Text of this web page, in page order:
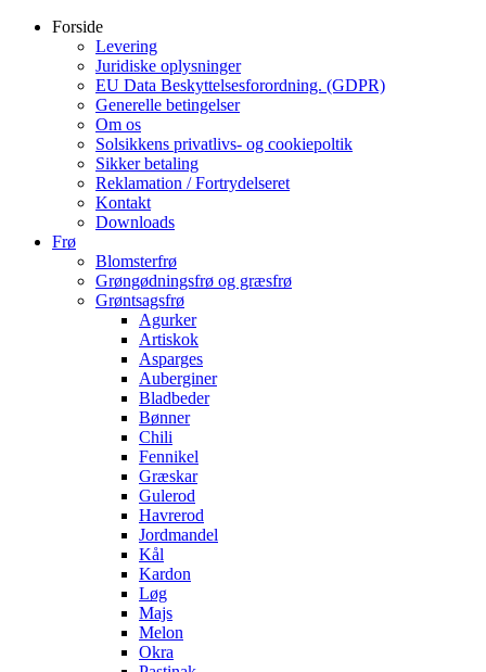
Forside
Levering
Juridiske oplysninger
EU Data Beskyttelsesforordning. (GDPR)
Generelle betingelser
Om os
Solsikkens privatlivs- og cookiepoltik
Sikker betaling
Reklamation / Fortrydelseret
Kontakt
Downloads
Frø
Blomsterfrø
Grøngødningsfrø og græsfrø
Grøntsagsfrø
Agurker
Artiskok
Asparges
Auberginer
Bladbeder
Bønner
Chili
Fennikel
Græskar
Gulerod
Havrerod
Jordmandel
Kål
Kardon
Løg
Majs
Melon
Okra